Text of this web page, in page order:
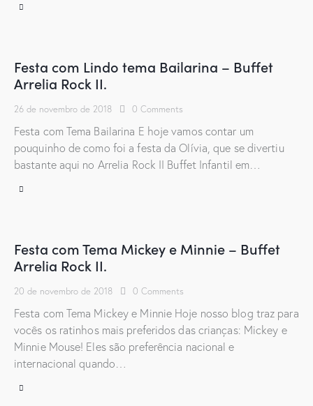
Festa com Lindo tema Bailarina – Buffet
Arrelia Rock II.
26 de novembro de 2018 0 Comments
Festa com Tema Bailarina E hoje vamos contar um
pouquinho de como foi a festa da Olívia, que se divertiu
bastante aqui no Arrelia Rock II Buffet Infantil em…
Festa com Tema Mickey e Minnie – Buffet
Arrelia Rock II.
20 de novembro de 2018 0 Comments
Festa com Tema Mickey e Minnie Hoje nosso blog traz para
vocês os ratinhos mais preferidos das crianças: Mickey e
Minnie Mouse! Eles são preferência nacional e
internacional quando…